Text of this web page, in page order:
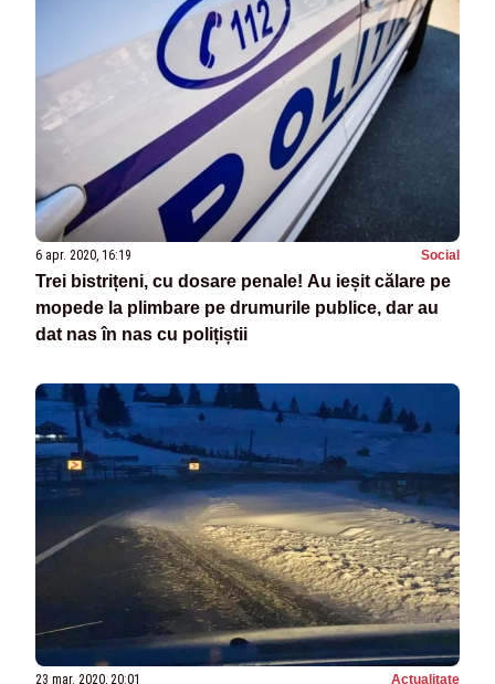
6 apr. 2020, 16:19 Social
Trei bistrițeni, cu dosare penale! Au ieșit călare pe
mopede la plimbare pe drumurile publice, dar au
dat nas în nas cu polițiștii
23 mar. 2020, 20:01 Actualitate